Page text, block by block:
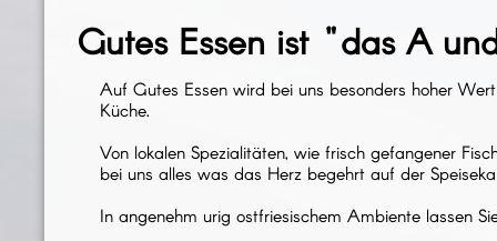
Kontakt
Impressum
Wochenangebot
Gutes Essen ist "das A
Auf Gutes Essen wird bei uns besonders hoher
Küche.
Von lokalen Spezialitäten, wie frisch gefangener
bei uns alles was das Herz begehrt auf der
In angenehm urig ostfriesischem Ambiente lassen